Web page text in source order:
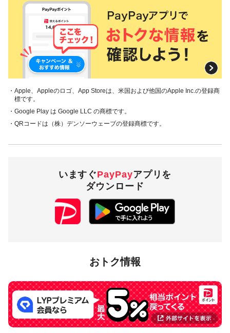
・PayPayあ
と払い（一
括のみ）
・その他の
クレジット
対象外
付与上限 3,000円相当／回、5,000円相当／期間
対象ストア
対象の支払方法
本キャンペーンの対象のお支払方法は、PayPay残高で、その
他のお支払方法は対象外です。
キャンペーンの適用について
が同時開催する他の総付キャンペーンの中で、付与され
るPayPayボーナスの額が最大となるものが適用されま
す。PayPay株式会社が指定する場合を除き、それらが重
複適用されることはありません。
キャンペーン内容および適用条件を予告なく変更する場
・Apple、Appleのロゴ、App Storeは、米国および他国のApple Inc.の登録商
標です。
・Google Play は Google LLC の商標です。
・QRコードは（株）デンソーウェーブの登録商標です。
いますぐPayPayアプリを
ダウンロード
おトク情報